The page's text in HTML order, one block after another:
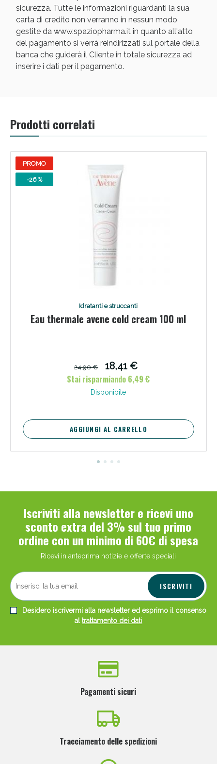
sicurezza. Tutte le informazioni riguardanti la sua
carta di credito non verranno in nessun modo
gestite da www.spaziopharma.it in quanto all'atto
del pagamento si verrà reindirizzati sul portale della
banca che guiderà il Cliente in totale sicurezza ad
inserire i dati per il pagamento.
Prodotti correlati
PROMO
-26 %
Idratanti e struccanti
Eau thermale avene cold cream 100 ml
24,90 €
18,41 €
Stai risparmiando 6,49 €
Disponibile
AGGIUNGI AL CARRELLO
Iscriviti alla newsletter e ricevi uno
sconto extra del 3% sul tuo primo
ordine con un minimo di 60€ di spesa
Ricevi in anteprima notizie e offerte speciali
ISCRIVITI
Desidero iscrivermi alla newsletter ed esprimo il consenso
altrattamento dei dati
Pagamenti sicuri
Tracciamento delle spedizioni